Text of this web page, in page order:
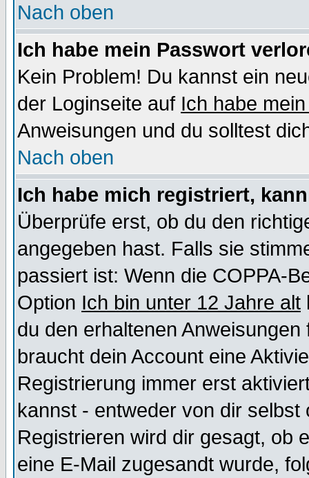
Nach oben
Ich habe mein Passwort
Kein Problem! Du kannst ein
der Loginseite auf Ich habe
Anweisungen und du solltest
Nach oben
Ich habe mich registriert,
Überprüfe erst, ob du den
angegeben hast. Falls sie
passiert ist: Wenn die COPPA-
Option Ich bin unter 12 Jahre alt
du den erhaltenen
braucht dein Account eine
Registrierung immer erst
kannst - entweder von dir selbst
Registrieren wird dir gesagt, ob
eine E-Mail zugesandt wurde,